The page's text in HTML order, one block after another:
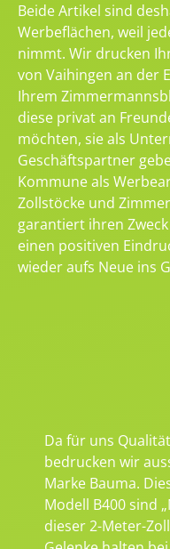
Beide Artikel sind
Werbeflächen, weil
nimmt. Wir drucken
von Vaihingen an der
Ihrem
diese privat an
möchten, sie als
Geschäftspartner
Kommune als
Zollstöcke und
garantiert ihren
einen positiven
wieder aufs Neue ins
Da für uns
bedrucken wir
Marke Bauma.
Modell B400 sind
dieser 2-Meter-